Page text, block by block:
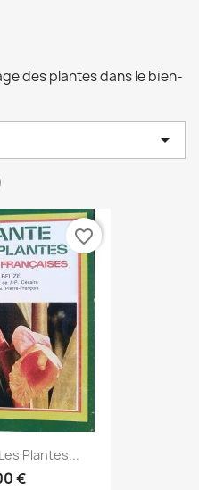
des plantes dans le bien-

Plantes...
€
favorite_border